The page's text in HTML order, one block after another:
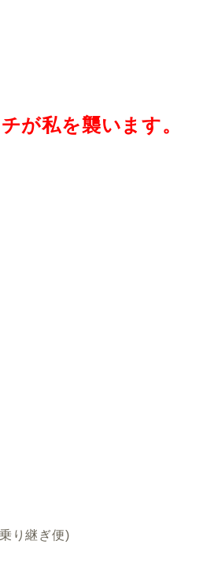
が私を襲います。
り継ぎ便)